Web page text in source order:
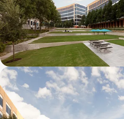
Galatyn D- 1011 Galatyn